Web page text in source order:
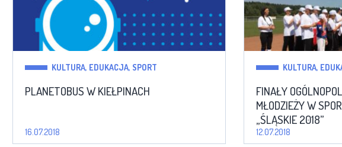
KULTURA, EDUKACJA, SPORT
PLANETOBUS W KIEŁPINACH
16.07.2018
KULTURA,
FINAŁY
MŁODZIEŻY W
„ŚLĄSKIE 2018”
12.07.2018